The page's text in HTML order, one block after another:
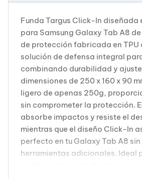
Servidores
Accesorios para Servidores
Racks y Gabinetes
Charolas para Racks y Gabinetes
Cableado Estructurado para
Cables KVM
Fuentes de Poder
Enfriamiento para Servidores
Soportes y Paneles
Sistemas Operativos para
Servidores
Soportes de Datos
Ultrium
Discos Duros / SSD / NAS
Accesorios para Discos Duros
Gabinetes de Discos Duros
Funda Targus Click-In
para Samsung Galaxy Tab A8
de protección fabricada en TPU
solución de defensa integral
combinando durabilidad y
dimensiones de 250 x 160 x 90
ligero de apenas 250g,
sin comprometer la protección.
absorbe impactos y resiste el
mientras que el diseño Click-In
perfecto en tu Galaxy Tab A8
herramientas adicionales. Ideal